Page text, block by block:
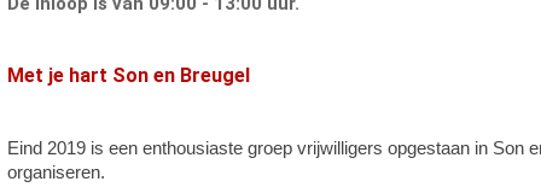
Met je hart Son en Breugel
Eind 2019 is een enthousiaste groep vrijwilligers opgestaan in
organiseren.